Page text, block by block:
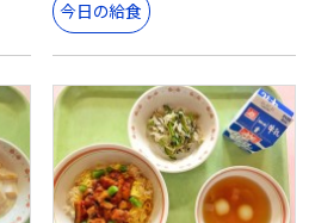
今日の給食